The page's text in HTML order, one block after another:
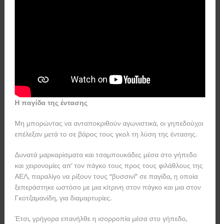
Η παγίδα της έντασης
Μη μπορώντας να ανταποκριθούν αγωνιστικά, οι γηπεδούχοι
επέλεξαν μετά το σε βάρος τους γκολ τη λύση της έντασης.
Δυνατά μαρκαρίσματα και τσαμπουκάδες μέσα στο γήπεδο
και χειρονομίες απ’ τον πάγκο τους προς τους φιλάθλους της
ΑΕΛ, παραλίγο να ρίξουν τους “βυσσινί” σε παγίδα, η οποία
ξεπεράστηκε ωστόσο με μια κίτρινη στον πάγκο και μια στον
Γκοτζαμανίδη, για διαμαρτυρίες.
Έτσι, γρήγορα επανήλθε η ισορροπία μέσα στο γήπεδο,